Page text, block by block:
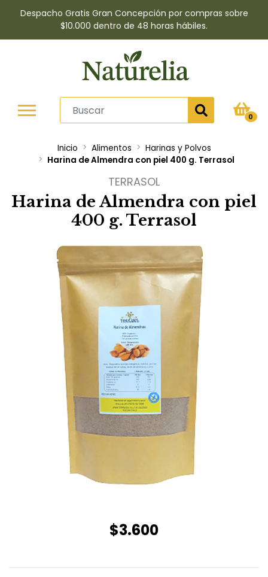
Despacho Gratis Gran Concepción por compras sobre
$10.000 dentro de 48 horas hábiles.
0
Inicio Alimentos
Harinas y Polvos
Harina de Almendra con piel 400 g. Terrasol
TERRASOL
Harina de Almendra con piel
400 g. Terrasol
$3.600